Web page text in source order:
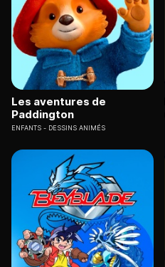
Les aventures de
Paddington
ENFANTS DESSINS ANIMÉS